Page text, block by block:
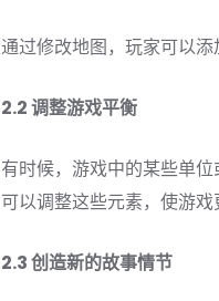
通过修改地图，玩家可以
2.2 调整游戏平衡
有时候，游戏中的某些单
可以调整这些元素，使游戏
2.3 创造新的故事情节